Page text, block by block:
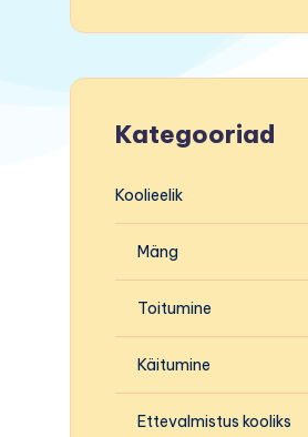
Kategooriad
Koolieelik
Mäng
Toitumine
Käitumine
Ettevalmistus kooliks